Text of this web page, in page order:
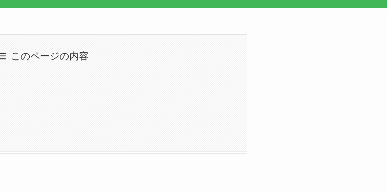
このページの内容